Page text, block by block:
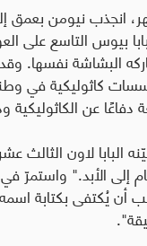
انجذب نيومن بعمق
بيوس التاسع
البشاشة نفسها.
كاثوليكية في
دفاعًا عن
1879، عيّنه البابا
يُكتفى بكتابة اسمه